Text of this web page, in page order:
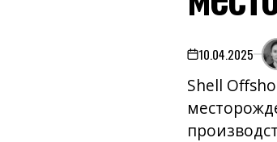
on10.04.2025
Shell